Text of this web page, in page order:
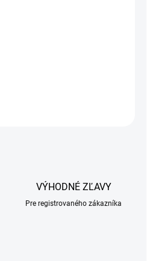
VÝHODNÉ ZĽAVY
Pre registrovaného zákazníka